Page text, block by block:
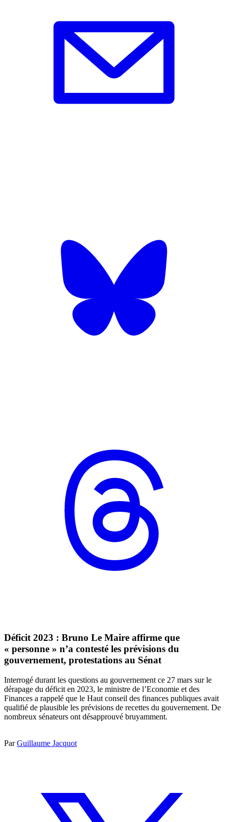
Déficit 2023 : Bruno Le Maire affirme que
« personne » n’a contesté les prévisions du
gouvernement, protestations au Sénat
Interrogé durant les questions au gouvernement ce 27 mars sur le
dérapage du déficit en 2023, le ministre de l’Economie et des
Finances a rappelé que le Haut conseil des finances publiques avait
qualifié de plausible les prévisions de recettes du gouvernement. De
nombreux sénateurs ont désapprouvé bruyamment.
ParGuillaume Jacquot